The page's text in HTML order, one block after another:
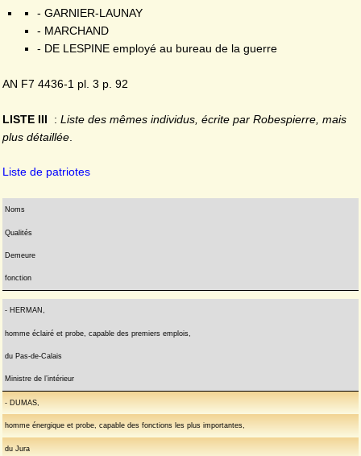
- GARNIER-LAUNAY
- MARCHAND
- DE LESPINE employé au bureau de la guerre
AN F7 4436-1 pl. 3 p. 92
LISTE III : Liste des mêmes individus, écrite par Robespierre, mais
plus détaillée
Liste de patriotes
Noms
Qualités
Demeure
fonction
- HERMAN,
homme éclairé et probe, capable des premiers emplois,
du Pas-de-Calais
Ministre de l’intérieur
- DUMAS,
homme énergique et probe, capable des fonctions les plus importantes,
du Jura